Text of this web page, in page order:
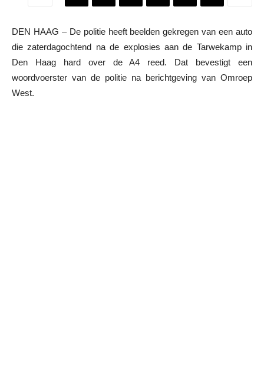
DEN HAAG – De politie heeft beelden gekregen van een auto
die zaterdagochtend na de explosies aan de Tarwekamp in
Den Haag hard over de A4 reed. Dat bevestigt een
woordvoerster van de politie na berichtgeving van Omroep
West.